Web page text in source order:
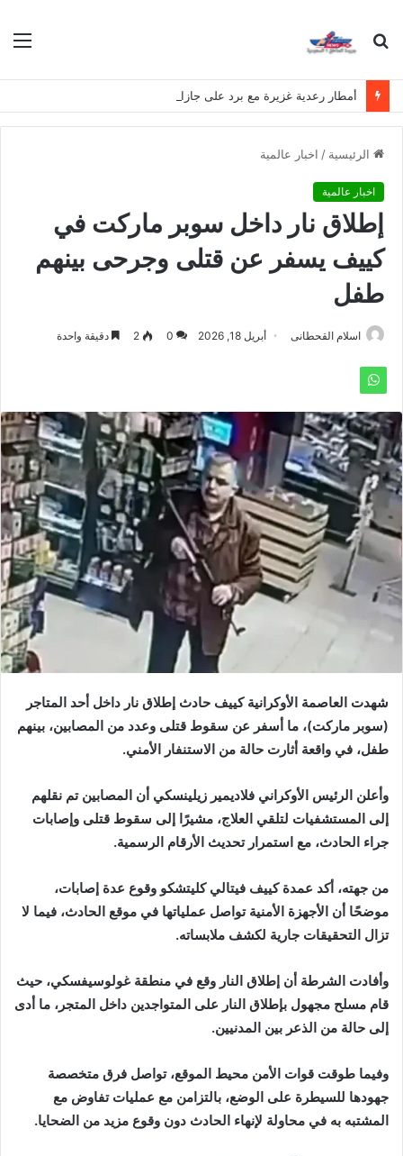
بحث
الرئيسية / اخبار عالمية
اخبار عالمية
إطلاق نار داخل سوبر ماركت في
كييف يسفر عن قتلى وجرحى بينهم
طفل
اسلام القحطانى أبريل 18, 2026 0
2 دقيقة واحدة
شهدت العاصمة الأوكرانية كييف حادث إطلاق نار داخل أحد المتاجر
(سوبر ماركت)، ما أسفر عن سقوط قتلى وعدد من المصابين، بينهم
طفل، في واقعة أثارت حالة من الاستنفار الأمني.
وأعلن الرئيس الأوكراني فلاديمير زيلينسكي أن المصابين تم نقلهم
إلى المستشفيات لتلقي العلاج، مشيرًا إلى سقوط قتلى وإصابات
جراء الحادث، مع استمرار تحديث الأرقام الرسمية.
من جهته، أكد عمدة كييف فيتالي كليتشكو وقوع عدة إصابات،
موضحًا أن الأجهزة الأمنية تواصل عملياتها في موقع الحادث، فيما لا
تزال التحقيقات جارية لكشف ملابساته.
وأفادت الشرطة أن إطلاق النار وقع في منطقة غولوسيفسكي، حيث
قام مسلح مجهول بإطلاق النار على المتواجدين داخل المتجر، ما أدى
إلى حالة من الذعر بين المدنيين.
وفيما طوقت قوات الأمن محيط الموقع، تواصل فرق متخصصة
جهودها للسيطرة على الوضع، بالتزامن مع عمليات تفاوض مع
المشتبه به في محاولة لإنهاء الحادث دون وقوع مزيد من الضحايا.